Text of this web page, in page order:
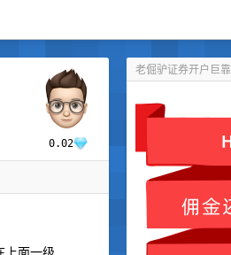
老倔驴证券开户巨
0.02
上面一级